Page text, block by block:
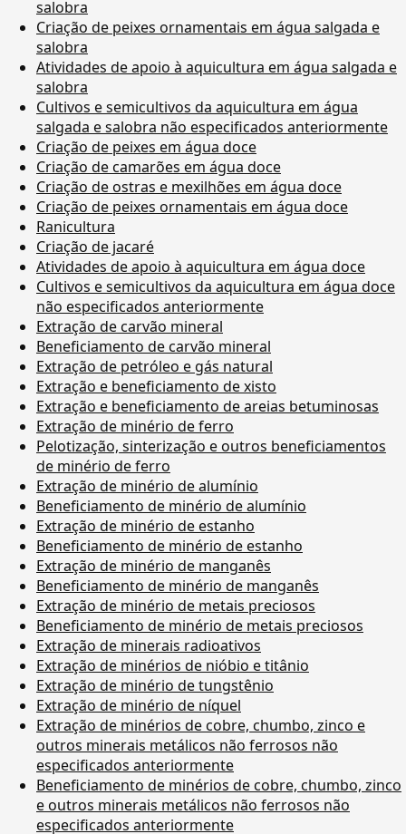
salobra
Criação de peixes ornamentais em água salgada e
salobra
Atividades de apoio à aquicultura em água salgada e
salobra
Cultivos e semicultivos da aquicultura em água
salgada e salobra não especificados anteriormente
Criação de peixes em água doce
Criação de camarões em água doce
Criação de ostras e mexilhões em água doce
Criação de peixes ornamentais em água doce
Ranicultura
Criação de jacaré
Atividades de apoio à aquicultura em água doce
Cultivos e semicultivos da aquicultura em água doce
não especificados anteriormente
Extração de carvão mineral
Beneficiamento de carvão mineral
Extração de petróleo e gás natural
Extração e beneficiamento de xisto
Extração e beneficiamento de areias betuminosas
Extração de minério de ferro
Pelotização, sinterização e outros beneficiamentos
de minério de ferro
Extração de minério de alumínio
Beneficiamento de minério de alumínio
Extração de minério de estanho
Beneficiamento de minério de estanho
Extração de minério de manganês
Beneficiamento de minério de manganês
Extração de minério de metais preciosos
Beneficiamento de minério de metais preciosos
Extração de minerais radioativos
Extração de minérios de nióbio e titânio
Extração de minério de tungstênio
Extração de minério de níquel
Extração de minérios de cobre, chumbo, zinco e
outros minerais metálicos não ferrosos não
especificados anteriormente
Beneficiamento de minérios de cobre, chumbo, zinco
e outros minerais metálicos não ferrosos não
especificados anteriormente